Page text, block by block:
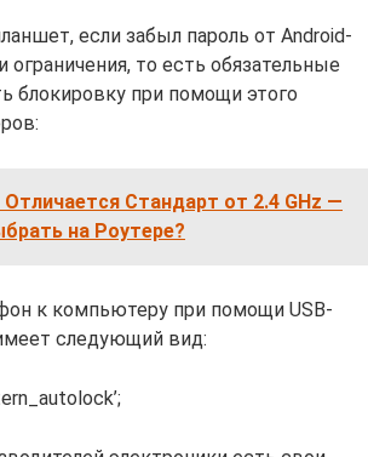
если забыл пароль от Android-
то есть обязательные
блокировку при помощи этого
Стандарт от 2.4 GHz —
на Роутере?
к компьютеру при помощи USB-
следующий вид: